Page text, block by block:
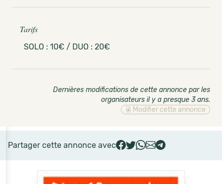
Tarifs
SOLO : 10€ / DUO : 20€
Dernières modifications de cette annonce par les
organisateurs il y a presque 3 ans.
Modifier cette annonce
Partager cette annonce avec